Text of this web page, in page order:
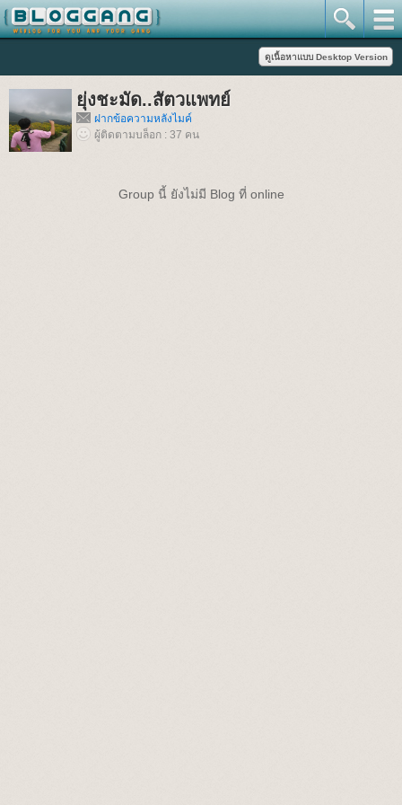
ยุ่งชะมัด..สัตวแพทย์
ฝากข้อความหลังไมค์
ผู้ติดตามบล็อก : 37 คน
Group นี้ ยังไม่มี Blog ที่ online